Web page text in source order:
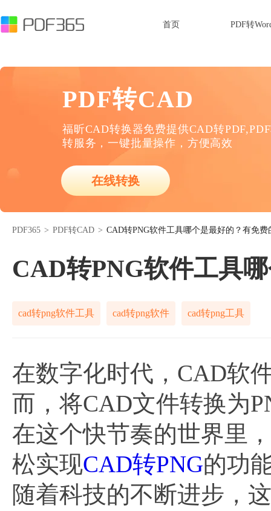
首页 PDF转
PDF转CAD
福昕CAD转换器免费提供CAD转
转服务，一键批量操作，方便高效
在线转换
PDF365 > PDF转CAD > CAD转PNG软件工具哪个是最好的？有免费
CAD转PNG软件工具
cad转png软件工具 cad转png软件 cad转png工具
在数字化时代，CAD软
而，将CAD文件转换为
在这个快节奏的世界里
松实现CAD转PNG的功
随着科技的不断进步，